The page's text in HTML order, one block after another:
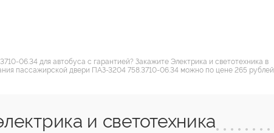
06.34 для автобуса с гарантией? Закажите Электрика и светотехника в
пассажирской двери ПАЗ-3204 758.3710-06.34 можно по цене 265 рублей
и светотехника